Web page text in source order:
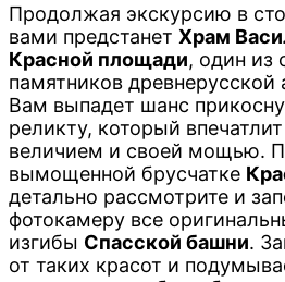
Продолжая экскурсию в
вами предстанет Храм
Красной площади, один из
памятников древнерусской
Вам выпадет шанс
реликту, который
величием и своей мощью.
вымощенной брусчатке
детально рассмотрите и
фотокамеру все
изгибы Спасской башни.
от таких красот и